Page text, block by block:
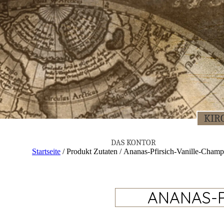
DAS KON­TOR
Startseite / Produkt Zutaten / Ananas-Pfirsich-Vanille-
ANANAS-